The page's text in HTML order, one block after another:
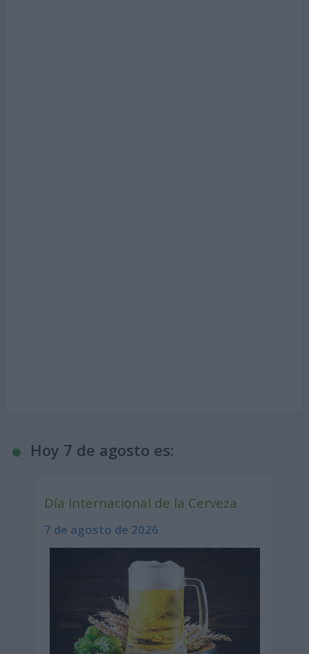
Hoy 7 de agosto es:
Día Internacional de la Cerveza
7 de agosto de 2026